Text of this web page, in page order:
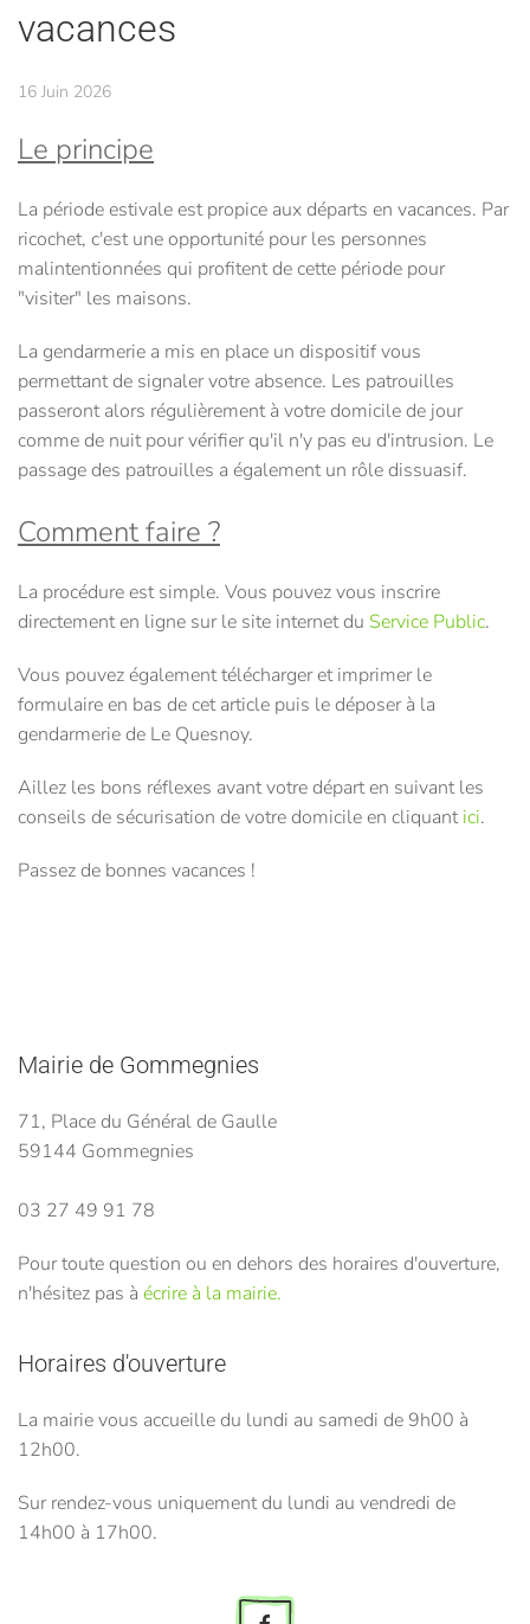
vacances
16 Juin 2026
Le principe
La période estivale est propice aux départs en vacances. Par
ricochet, c'est une opportunité pour les personnes
malintentionnées qui profitent de cette période pour
"visiter" les maisons.
La gendarmerie a mis en place un dispositif vous
permettant de signaler votre absence. Les patrouilles
passeront alors régulièrement à votre domicile de jour
comme de nuit pour vérifier qu'il n'y pas eu d'intrusion. Le
passage des patrouilles a également un rôle dissuasif.
Comment faire ?
La procédure est simple. Vous pouvez vous inscrire
directement en ligne sur le site internet du Service Public.
Vous pouvez également télécharger et imprimer le
formulaire en bas de cet article puis le déposer à la
gendarmerie de Le Quesnoy.
Aillez les bons réflexes avant votre départ en suivant les
conseils de sécurisation de votre domicile en cliquantici.
Passez de bonnes vacances !
Mairie de Gommegnies
71, Place du Général de Gaulle
59144 Gommegnies
03 27 49 91 78
Pour toute question ou en dehors des horaires d'ouverture,
n'hésitez pas à écrire à la mairie.
Horaires d'ouverture
La mairie vous accueille du lundi au samedi de 9h00 à
12h00.
Sur rendez-vous uniquement du lundi au vendredi de
14h00 à 17h00.